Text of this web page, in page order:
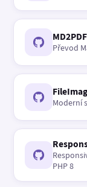
MD2PDF
Převod
Moderní
PHP 8